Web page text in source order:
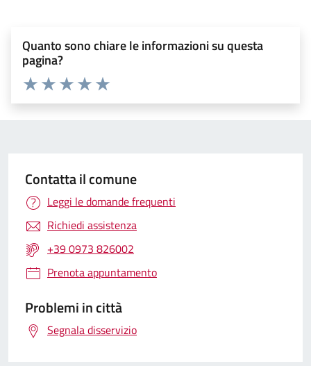
Quanto sono chiare le informazioni su questa
pagina?
Valuta 5 stelle su 5
Valuta 4 stelle su 5
Valuta 3 stelle su 5
Valuta 2 stelle su 5
Valuta 1 stelle su 5
Contatta il comune
Leggi le domande frequenti
Richiedi assistenza
+39 0973 826002
Prenota appuntamento
Problemi in città
Segnala disservizio